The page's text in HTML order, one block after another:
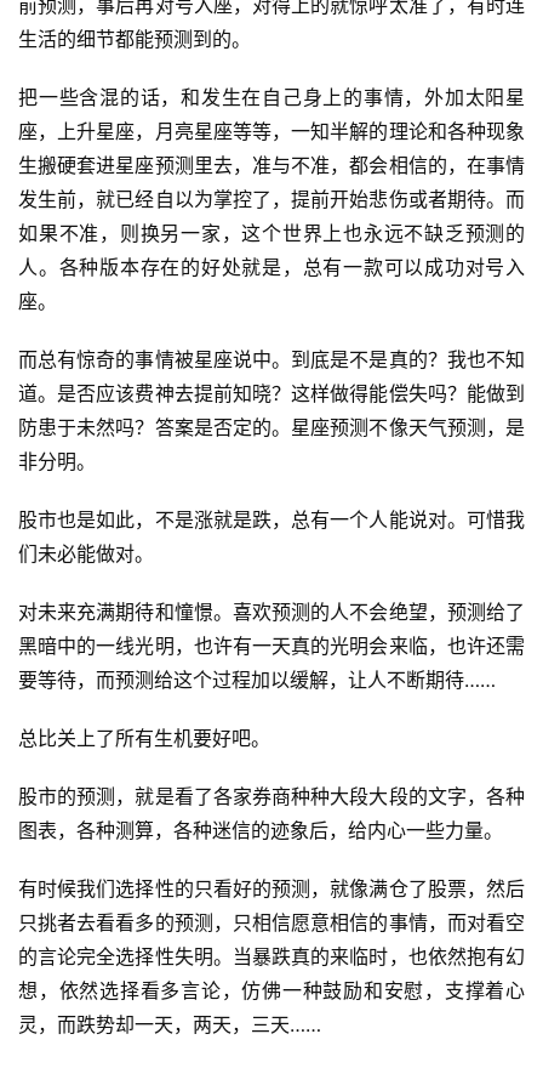
装
训
练
视
频
户
精
选
动
集
生活的细节都能预测到的。
把一些含混的话，和发生在自己身上的事情，外加太阳星
座，上升星座，月亮星座等等，一知半解的理论和各种现象
生搬硬套进星座预测里去，准与不准，都会相信的，在事情
发生前，就已经自以为掌控了，提前开始悲伤或者期待。而
如果不准，则换另一家，这个世界上也永远不缺乏预测的
人。各种版本存在的好处就是，总有一款可以成功对号入
座。
而总有惊奇的事情被星座说中。到底是不是真的？我也不知
道。是否应该费神去提前知晓？这样做得能偿失吗？能做到
防患于未然吗？答案是否定的。星座预测不像天气预测，是
非分明。
股市也是如此，不是涨就是跌，总有一个人能说对。可惜我
们未必能做对。
对未来充满期待和憧憬。喜欢预测的人不会绝望，预测给了
黑暗中的一线光明，也许有一天真的光明会来临，也许还需
要等待，而预测给这个过程加以缓解，让人不断期待……
总比关上了所有生机要好吧。
股市的预测，就是看了各家券商种种大段大段的文字，各种
图表，各种测算，各种迷信的迹象后，给内心一些力量。
有时候我们选择性的只看好的预测，就像满仓了股票，然后
只挑者去看看多的预测，只相信愿意相信的事情，而对看空
的言论完全选择性失明。当暴跌真的来临时，也依然抱有幻
想，依然选择看多言论，仿佛一种鼓励和安慰，支撑着心
灵，而跌势却一天，两天，三天……